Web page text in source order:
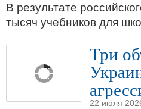
В результате
тысяч учебников для
Три
22 июля